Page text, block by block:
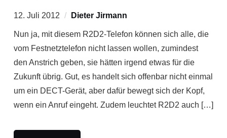
12. Juli 2012 Dieter Jirmann
Nun ja, mit diesem R2D2-Telefon können sich alle, die
vom Festnetztelefon nicht lassen wollen, zumindest
den Anstrich geben, sie hätten irgend etwas für die
Zukunft übrig. Gut, es handelt sich offenbar nicht einmal
um ein DECT-Gerät, aber dafür bewegt sich der Kopf,
wenn ein Anruf eingeht. Zudem leuchtet R2D2 auch […]